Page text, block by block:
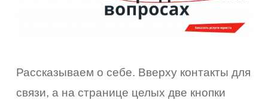
Рассказываем о себе. Вверху контакты для
связи, а на странице целых две кнопки